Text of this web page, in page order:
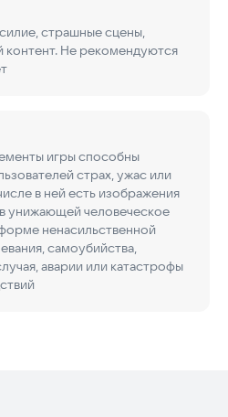
страшные сцены,
контент. Не рекомендуются
игры способны
страх, ужас или
в ней есть изображения
унижающей человеческое
ненасильственной
самоубийства,
аварии или катастрофы